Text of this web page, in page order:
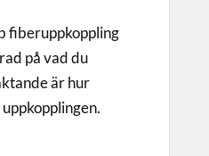
fiberuppkoppling
på vad du
är hur